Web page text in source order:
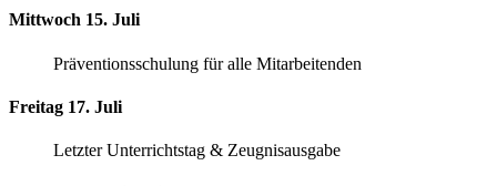
Mittwoch 15. Juli
Präventionsschulung für alle Mitarbeitenden
Freitag 17. Juli
Letzter Unterrichtstag & Zeugnisausgabe